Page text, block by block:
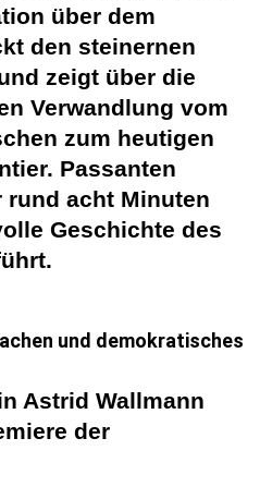
über dem
den steinernen
zeigt über die
Verwandlung vom
zum heutigen
Passanten
acht Minuten
Geschichte des
und demokratisches
Astrid Wallmann
der